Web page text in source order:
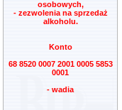
osobowych,
- zezwolenia na sprzedaż
alkoholu.
Konto
68 8520 0007 2001 0005 5853
0001
- wadia